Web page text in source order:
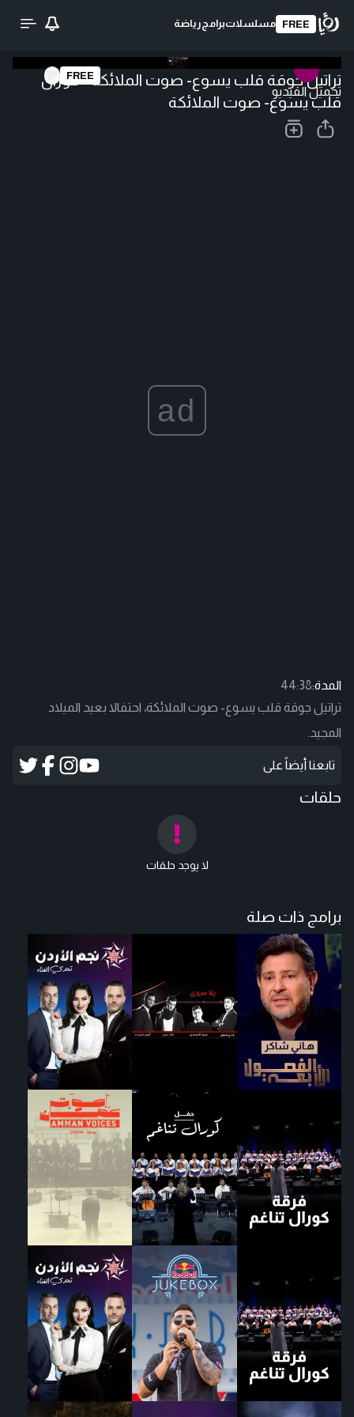
FREE مسلسلاتبرامج رياضة
تحميل الفيديو
FREE
تراتيل جوقة قلب يسوع- صوت الملائكة - كورال
قلب يسوع- صوت الملائكة
ad
المدة:44:38
تراتيل جوقة قلب يسوع- صوت الملائكة، احتفالا بعيد الميلاد
المجيد.
تابعنا أيضاً على
حلقات
لا يوجد حلقات
برامج ذات صلة